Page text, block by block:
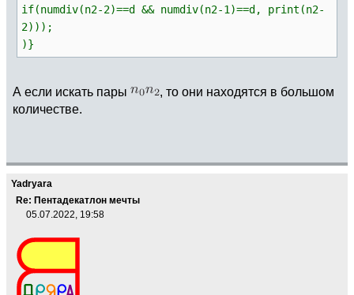
if(numdiv(n2-2)==d && numdiv(n2-1)==d, print(n2-
2)));
)}
А если искать пары
, то они находятся в большом
количестве.
Yadryara
Re: Пентадекатлон мечты
05.07.2022, 19:58